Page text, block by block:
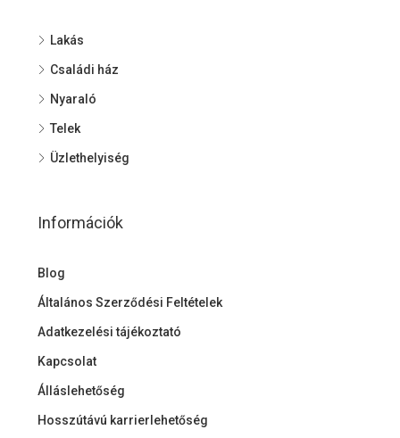
Lakás
Családi ház
Nyaraló
Telek
Üzlethelyiség
Információk
Blog
Általános Szerződési Feltételek
Adatkezelési tájékoztató
Kapcsolat
Álláslehetőség
Hosszútávú karrierlehetőség